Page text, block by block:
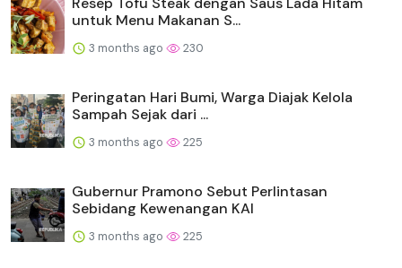
untuk Menu Makanan S...
3 months ago 230
Peringatan Hari Bumi, Warga Diajak Kelola
Sampah Sejak dari ...
3 months ago 225
Gubernur Pramono Sebut Perlintasan
Sebidang Kewenangan KAI
3 months ago 225